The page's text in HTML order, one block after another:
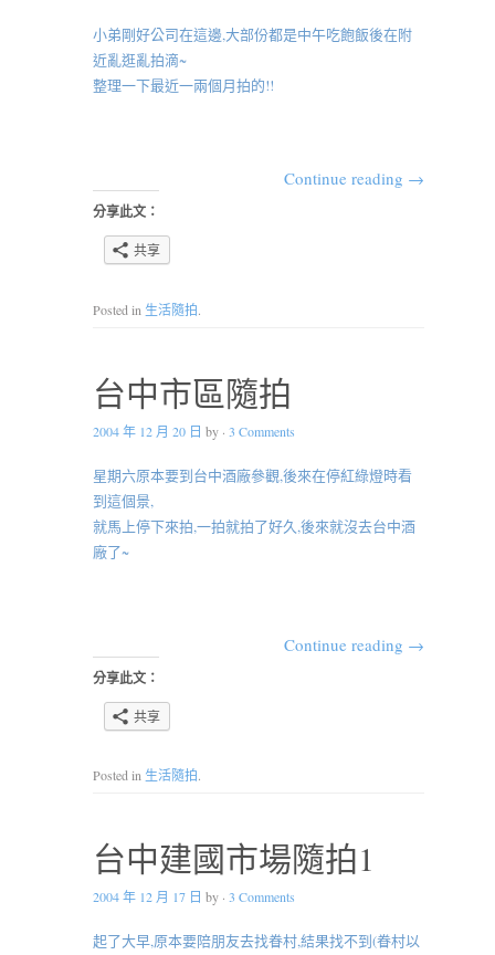
小弟剛好公司在這邊,大部份都是中午吃飽飯後在附
近亂逛亂拍滴~
整理一下最近一兩個月拍的!!
Continue reading →
分享此文：
共享
Posted in 生活隨拍.
台中市區隨拍
2004 年 12 月 20 日 by · 3 Comments
星期六原本要到台中酒廠參觀,後來在停紅綠燈時看
到這個景,
就馬上停下來拍,一拍就拍了好久,後來就沒去台中酒
廠了~
Continue reading →
分享此文：
共享
Posted in 生活隨拍.
台中建國市場隨拍1
2004 年 12 月 17 日 by · 3 Comments
起了大早,原本要陪朋友去找眷村,結果找不到(眷村以